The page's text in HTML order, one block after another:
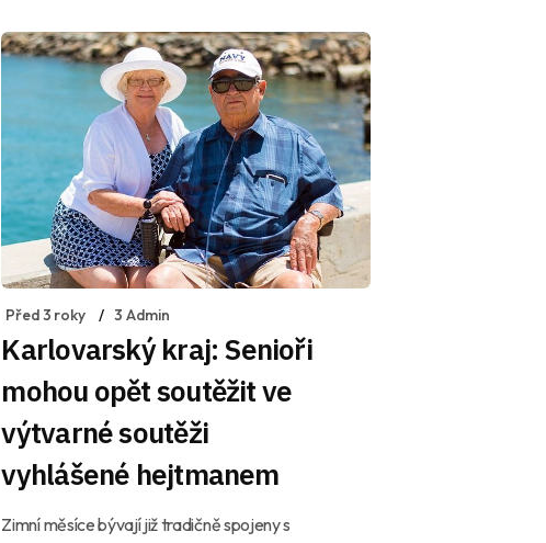
Před 3 roky 3 Admin
Karlovarský kraj: Senioři
mohou opět soutěžit ve
výtvarné soutěži
vyhlášené hejtmanem
Zimní měsíce bývají již tradičně spojeny s